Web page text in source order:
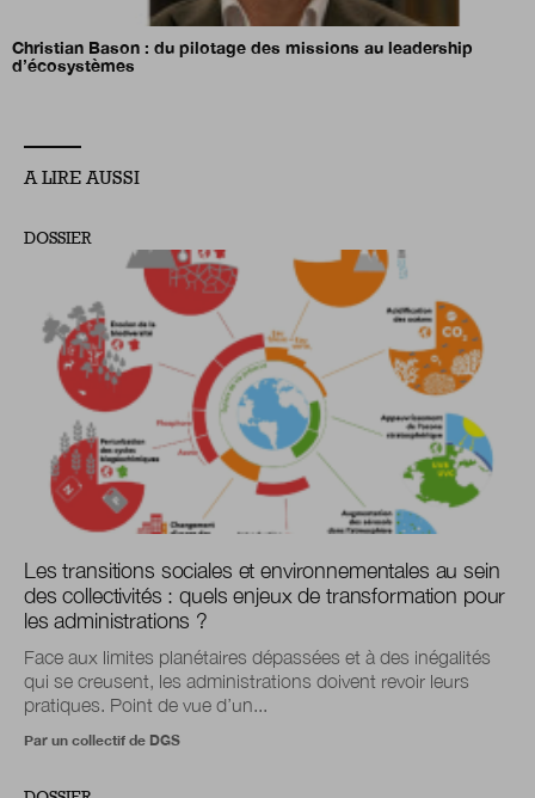
Christian Bason : du pilotage des missions au leadership
d’écosystèmes
A LIRE AUSSI
DOSSIER
Les transitions sociales et environnementales au sein
des collectivités : quels enjeux de transformation pour
les administrations ?
Face aux limites planétaires dépassées et à des inégalités
qui se creusent, les administrations doivent revoir leurs
pratiques. Point de vue d’un...
Par un collectif de DGS